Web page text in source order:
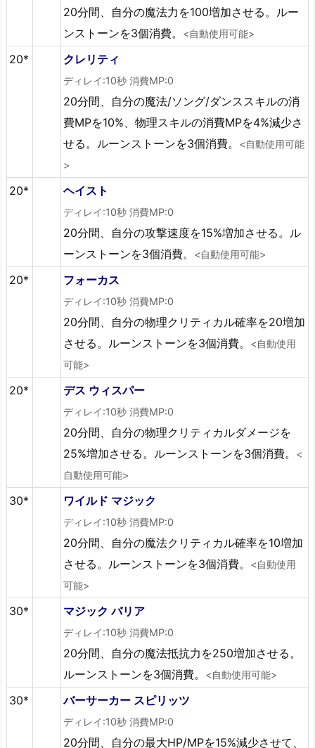
20分間、自分の魔法力を100増加させる。ルー
ンストーンを3個消費。
<自動使用可能>
20* クレリティ
ディレイ:10秒 消費MP:0
20分間、自分の魔法/ソング/ダンススキルの消
費MPを10%、物理スキルの消費MPを4%減少さ
せる。ルーンストーンを3個消費。
<自動使用可能
>
20* ヘイスト
ディレイ:10秒 消費MP:0
20分間、自分の攻撃速度を15%増加させる。ル
ーンストーンを3個消費。
<自動使用可能>
20* フォーカス
ディレイ:10秒 消費MP:0
20分間、自分の物理クリティカル確率を20増加
させる。ルーンストーンを3個消費。
<自動使用
可能>
20* デス ウィスパー
ディレイ:10秒 消費MP:0
20分間、自分の物理クリティカルダメージを
25%増加させる。ルーンストーンを3個消費。
<
自動使用可能>
30* ワイルド マジック
ディレイ:10秒 消費MP:0
20分間、自分の魔法クリティカル確率を10増加
させる。ルーンストーンを3個消費。
<自動使用
可能>
30* マジック バリア
ディレイ:10秒 消費MP:0
20分間、自分の魔法抵抗力を250増加させる。
ルーンストーンを3個消費。
<自動使用可能>
30* バーサーカー スピリッツ
ディレイ:10秒 消費MP:0
20分間、自分の最大HP/MPを15%減少させて、